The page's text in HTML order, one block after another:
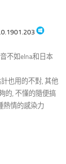
不如elna和日本
計也用的不對, 其他
的, 不懂的隨便搞
熱情的感染力